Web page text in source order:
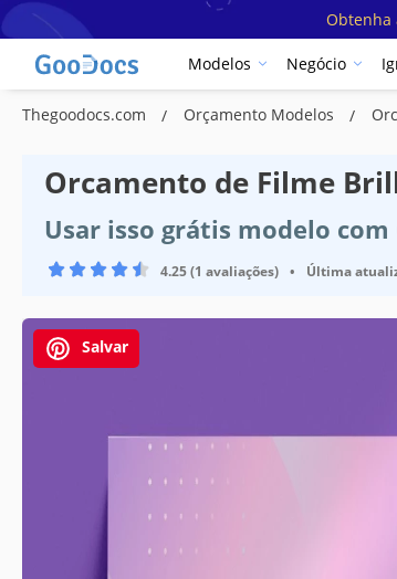
Obtenha
Modelos Negócio
Thegoodocs.com Orçamento Modelos
Orcamento de Filme
Usar isso grátis modelo
4.25 (1 avaliações) • Última
Salvar